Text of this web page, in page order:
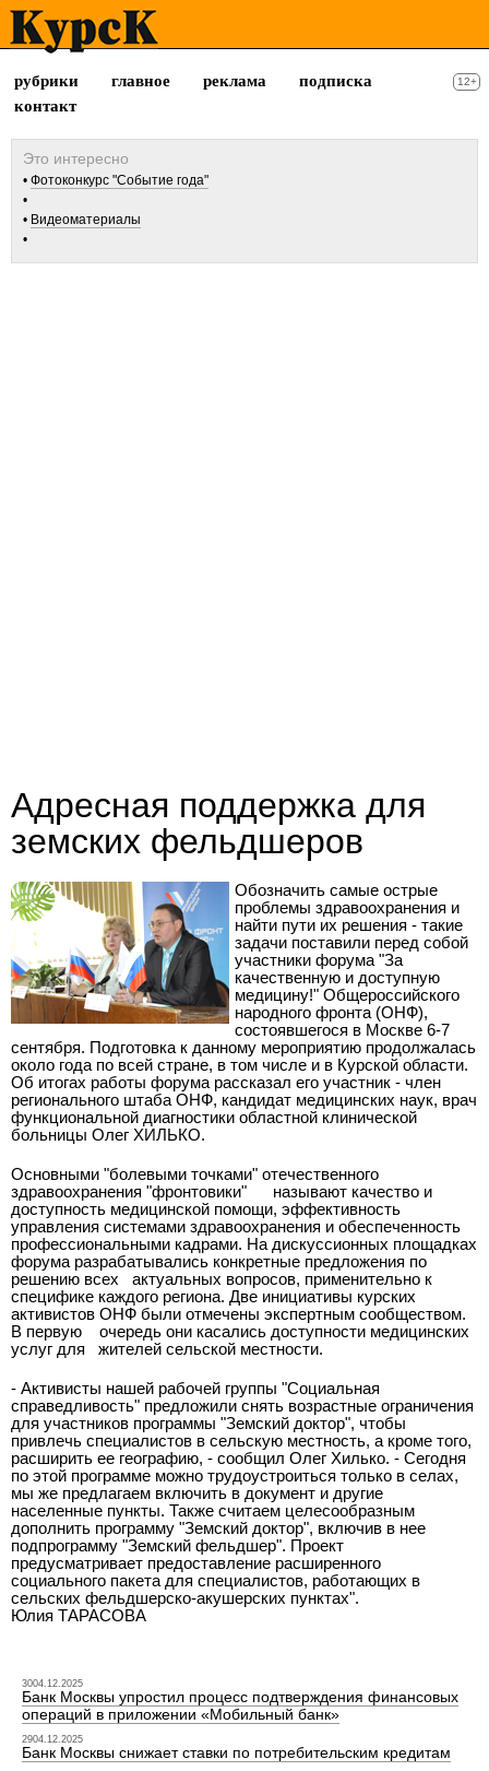
рубрики главное реклама
подписка
контакт
12+
Фотоконкурс "Событие года"
Видеоматериалы
Адресная поддержка для
земских фельдшеров
Обозначить самые острые
проблемы здравоохранения и
найти пути их решения - такие
задачи поставили перед собой
участники форума "За
качественную и доступную
медицину!" Общероссийского
народного фронта (ОНФ),
состоявшегося в Москве 6-7
сентября. Подготовка к данному мероприятию продолжалась
около года по всей стране, в том числе и в Курской области.
Об итогах работы форума рассказал его участник - член
регионального штаба ОНФ, кандидат медицинских наук, врач
функциональной диагностики областной клинической
больницы Олег ХИЛЬКО.
Основными "болевыми точками" отечественного
здравоохранения "фронтовики" называют качество и
доступность медицинской помощи, эффективность
управления системами здравоохранения и обеспеченность
профессиональными кадрами. На дискуссионных площадках
форума разрабатывались конкретные предложения по
решению всех актуальных вопросов, применительно к
специфике каждого региона. Две инициативы курских
активистов ОНФ были отмечены экспертным сообществом.
В первую очередь они касались доступности медицинских
услуг для жителей сельской местности.
- Активисты нашей рабочей группы "Социальная
справедливость" предложили снять возрастные ограничения
для участников программы "Земский доктор", чтобы
привлечь специалистов в сельскую местность, а кроме того,
расширить ее географию, - сообщил Олег Хилько. - Сегодня
по этой программе можно трудоустроиться только в селах,
мы же предлагаем включить в документ и другие
населенные пункты. Также считаем целесообразным
дополнить программу "Земский доктор", включив в нее
подпрограмму "Земский фельдшер". Проект
предусматривает предоставление расширенного
социального пакета для специалистов, работающих в
сельских фельдшерско-акушерских пунктах".
Юлия ТАРАСОВА
3004.12.2025
Банк Москвы упростил процесс подтверждения финансовых
операций в приложении «Мобильный банк»
2904.12.2025
Банк Москвы снижает ставки по потребительским кредитам